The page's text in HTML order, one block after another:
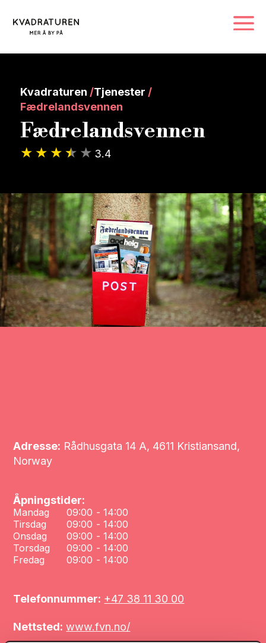
Kvadraturen /Tjenester /
Fædrelandsvennen
Fædrelandsvennen
3.4
Adresse: Rådhusgata 14 A, 4611 Kristiansand,
Norway
Åpningstider:
Mandag 09:00 -14:00
Tirsdag
09:00 -14:00
Onsdag
09:00 -14:00
Torsdag
09:00 -14:00
Fredag
09:00 -14:00
Telefonnummer: +47 38 11 30 00
Nettsted: www.fvn.no/